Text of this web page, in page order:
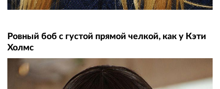
Ровный боб с густой прямой челкой, как у Кэти
Холмс